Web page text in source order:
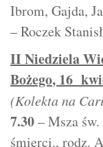
Ibrom, Gajda,
– Roczek
II Niedziela
Bożego, 16
(Kolekta na
7.30– Msza
śmierci., rodz.